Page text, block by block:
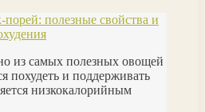
порей: полезные свойства и
из самых полезных овощей
похудеть и поддерживать
низкокалорийным